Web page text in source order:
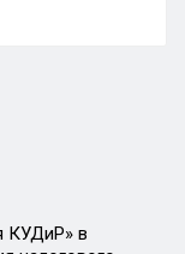
КУДиР» в